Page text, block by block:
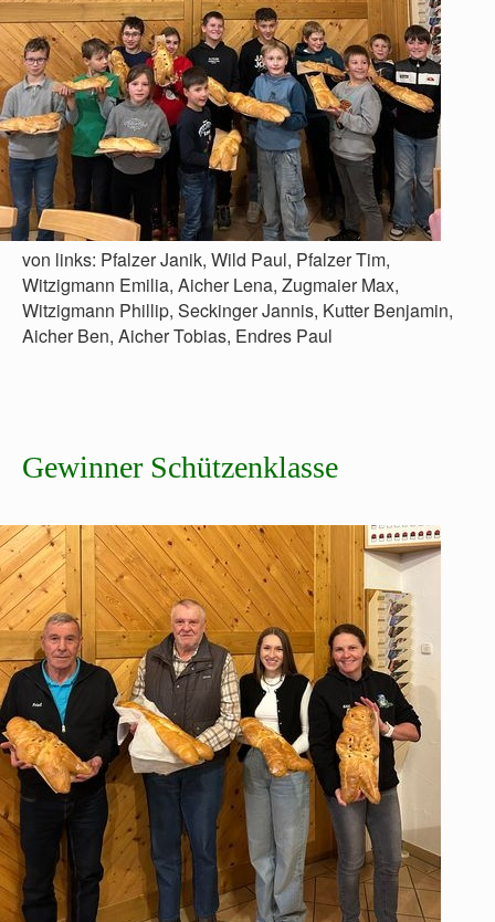
von links: Pfalzer Janik, Wild Paul, Pfalzer Tim,
Witzigmann Emilia, Aicher Lena, Zugmaier Max,
Witzigmann Phillip, Seckinger Jannis, Kutter Benjamin,
Aicher Ben, Aicher Tobias, Endres Paul
Gewinner Schützenklasse